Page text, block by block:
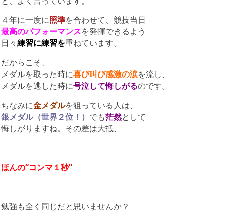
４年に一度に照準を合わせて、競技当日
最高のパフォーマンスを発揮できるよう
日々練習に練習を重ねています。
だからこそ、
メダルを取った時に喜び叫び感激の涙を流し、
メダルを逃した時に号泣して悔しがるのです。
ちなみに金メダルを狙っている人は、
銀メダル（世界２位！） でも茫然として
悔しがりますね。その差は大抵、
ほんの“コンマ １秒”
勉強も全く同じだと思いませんか？